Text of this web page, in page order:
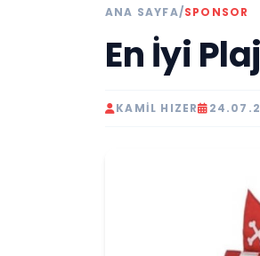
ANA SAYFA/SPONSOR
En İyi
KAMIL HIZER